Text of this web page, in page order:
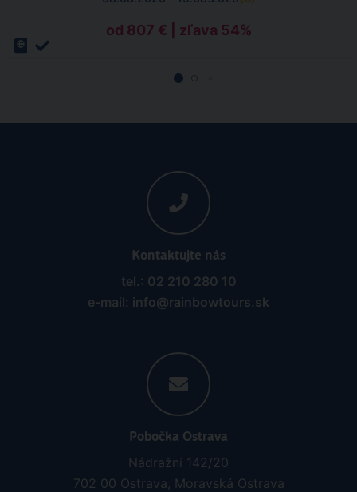
od 807 € | zľava 54%
Kontaktujte nás
tel.: 02 210 280 10
e-mail: info@rainbowtours.sk
Pobočka Ostrava
Nádražní 142/20
702 00 Ostrava, Moravská Ostrava